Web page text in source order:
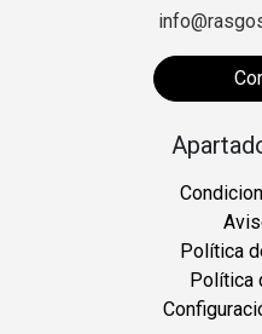
Política
Política